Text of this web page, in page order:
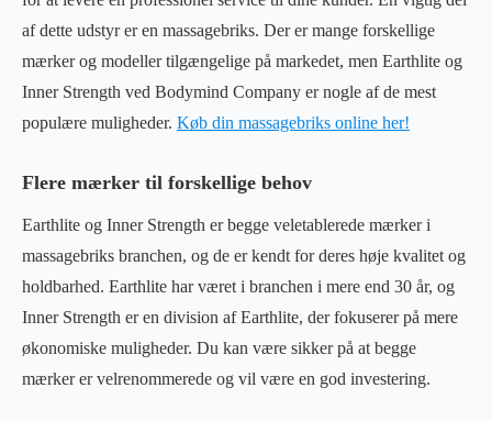
af dette udstyr er en massagebriks. Der er mange forskellige
mærker og modeller tilgængelige på markedet, men Earthlite og
Inner Strength ved Bodymind Company er nogle af de mest
populære muligheder. Køb din massagebriks online her!
Flere mærker til forskellige behov
Earthlite og Inner Strength er begge veletablerede mærker i
massagebriks branchen, og de er kendt for deres høje kvalitet og
holdbarhed. Earthlite har været i branchen i mere end 30 år, og
Inner Strength er en division af Earthlite, der fokuserer på mere
økonomiske muligheder. Du kan være sikker på at begge
mærker er velrenommerede og vil være en god investering.